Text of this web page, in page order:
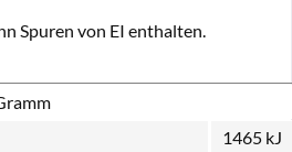
Spuren von EI enthalten.
1465 kJ